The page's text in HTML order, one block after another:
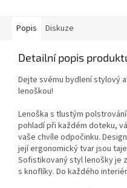
Popis Diskuze
Detailní popis
Dejte svému bydlení stylový
lenoškou!
Lenoška s tlustým
pohladí při každém doteku,
vaše chvíle odpočinku.
její ergonomický tvar jsou
Sofistikovaný styl lenošky je
s knoflíky. Do každého